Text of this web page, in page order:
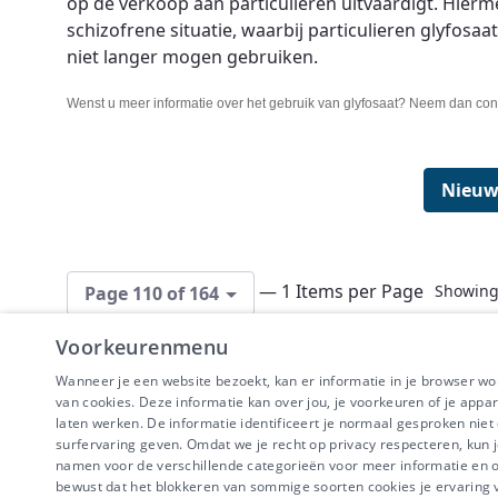
schizofrene situatie, waarbij particulieren
niet langer mogen gebruiken.
Wenst u meer informatie over het gebruik van glyfosaat? Neem dan
Page 110 of 164 — 1 Items per Page
IBEVE maakt
Disclaimer-
Voorkeurenmenu
Wanneer je een website bezoekt, kan er informatie in je browser
van cookies. Deze informatie kan over jou, je voorkeuren of je
laten werken. De informatie identificeert je normaal gesproken
surfervaring geven. Omdat we je recht op privacy respecteren,
namen voor de verschillende categorieën voor meer informatie
bewust dat het blokkeren van sommige soorten cookies je